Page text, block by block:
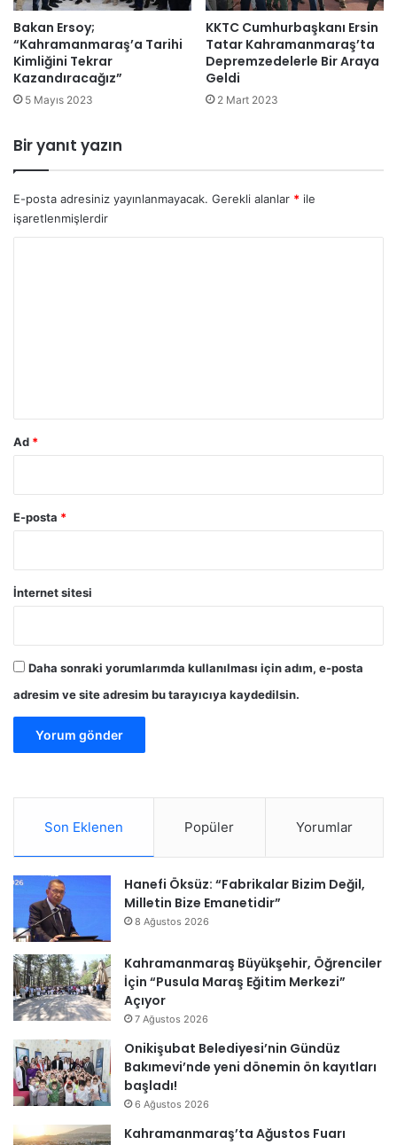
Bakan Ersoy;
“Kahramanmaraş’a Tarihi
Kimliğini Tekrar
Kazandıracağız”
5 Mayıs 2023
KKTC Cumhurbaşkanı Ersin
Tatar Kahramanmaraş’ta
Depremzedelerle Bir Araya
Geldi
2 Mart 2023
Bir yanıt yazın
E-posta adresiniz yayınlanmayacak. Gerekli alanlar * ile
işaretlenmişlerdir
Ad *
E-posta *
İnternet sitesi
Daha sonraki yorumlarımda kullanılması için adım, e-posta
adresim ve site adresim bu tarayıcıya kaydedilsin.
Son Eklenen Popüler Yorumlar
Hanefi Öksüz: “Fabrikalar Bizim Değil,
Milletin Bize Emanetidir”
8 Ağustos 2026
Kahramanmaraş Büyükşehir, Öğrenciler
İçin “Pusula Maraş Eğitim Merkezi”
Açıyor
7 Ağustos 2026
Onikişubat Belediyesi’nin Gündüz
Bakımevi’nde yeni dönemin ön kayıtları
başladı!
6 Ağustos 2026
Kahramanmaraş’ta Ağustos Fuarı